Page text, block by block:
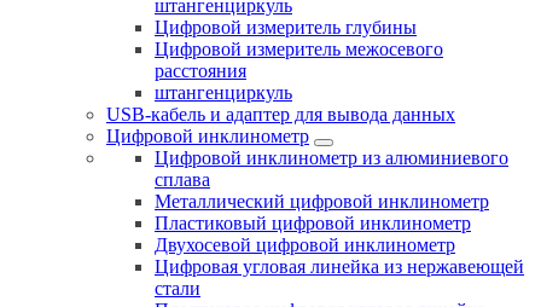
штангенциркуль
Цифровой измеритель глубины
Цифровой измеритель межосевого
расстояния
штангенциркуль
USB-кабель и адаптер для вывода данных
Цифровой инклинометр
Цифровой инклинометр из алюминиевого
сплава
Металлический цифровой инклинометр
Пластиковый цифровой инклинометр
Двухосевой цифровой инклинометр
Цифровая угловая линейка из нержавеющей
стали